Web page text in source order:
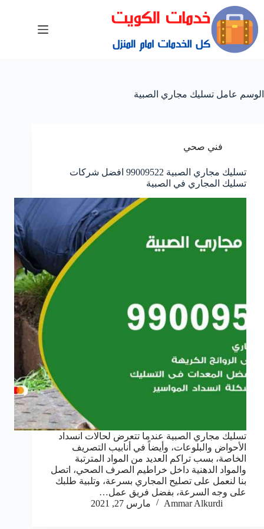
الوسم عامل تسليك مجاري الصبية
فني صحي
تسليك مجاري الصبية 99009522 افضل شركات
تسليك المجاري في الصبية
تسليك مجاري الصبية عندما تتعرض لحالات انسداد
الأحواض والبلوعات، وأيضاً في أنابيب التصريف
الخاصة، بسب تراكم العديد من المواد المترتبة
والمواد الدهنية داخل خراطيم الصرف الصحي، اتصل
بنا لنعمل على تصليح المجاري بسرعة، وتلبية طلبك
على وجه السرعة، بفضل فريق عمل…
Ammar Alkurdi
مارس 27, 2021